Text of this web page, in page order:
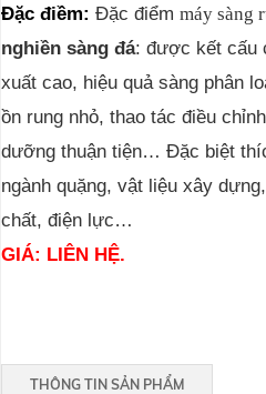
Đặc điềm: Đặc điểm máy sàng
nghiền sàng đá: được kết cấu
xuất cao, hiệu quả sàng phân
ồn rung nhỏ, thao tác điều
dưỡng thuận tiện… Đặc biệt
ngành quặng, vật liệu xây
chất, điện lực…
GIÁ: LIÊN HỆ.
THÔNG TIN SẢN PHẨM